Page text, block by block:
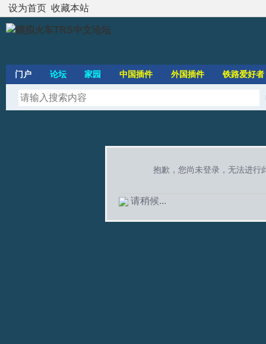
设为首页 收藏本站
门户 论坛 家园 中国插件 外国插件 铁路爱好者
抱歉，您尚未登录，无法进行
请稍候...